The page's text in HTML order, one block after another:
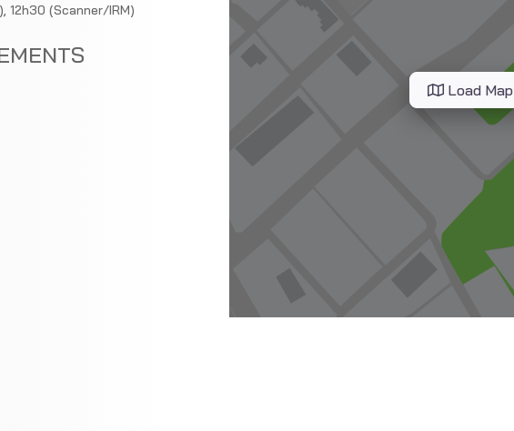
12h30 (Scanner/IRM)
Load Map